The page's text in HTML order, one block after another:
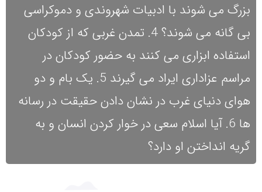
بزرگ می شوند با ادبیات شهروندی و دموکراسی
بی گانه می شوند؟ 4. تمدن غربی که از کودکان
استفاده ابزاری می کنند به حضور کودکان در
مراسم عزاداری ایراد می گیرند 5. یک بام و دو
هوای دنیای غرب در نشان دادن حقیقت در رسانه
ها 6. آیا اسلام سعی در خوار کردن انسان و به
گریه انداختن او دارد؟